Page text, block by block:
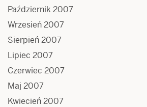
Październik 2007
Wrzesień 2007
Sierpień 2007
Lipiec 2007
Czerwiec 2007
Maj 2007
Kwiecień 2007